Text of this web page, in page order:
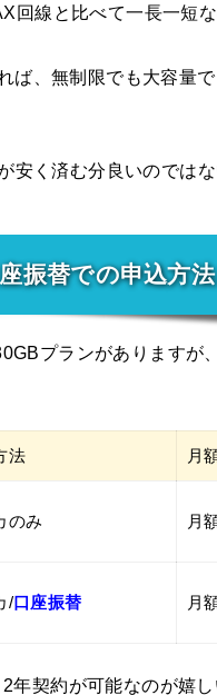
回線と比べて一長一短
ば、無制限でも大容量
く済む分良いのではな
振替での申込方
プランがありますが
法 月
のみ 月
/口座振替 月
契約が可能なのが嬉し